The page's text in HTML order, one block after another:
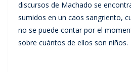
discursos de Machado se
sumidos en un caos sangriento,
no se puede contar por el
sobre cuántos de ellos son niños.